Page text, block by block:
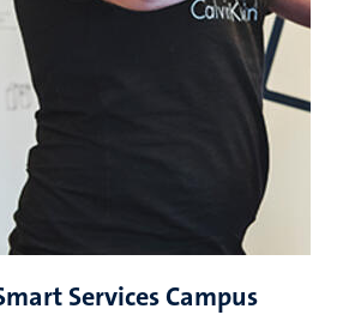
Services Campus